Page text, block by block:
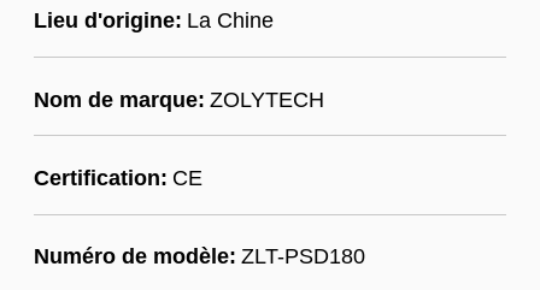
Lieu d'origine: La Chine
Nom de marque: ZOLYTECH
Certification: CE
Numéro de modèle: ZLT-PSD180